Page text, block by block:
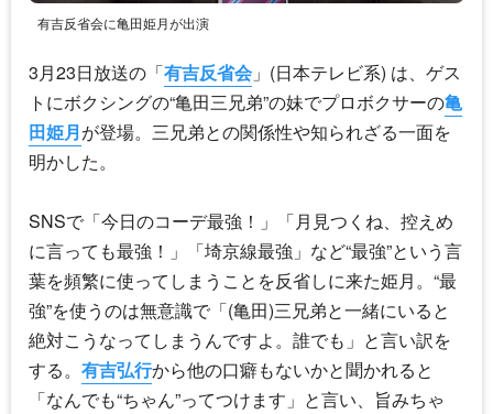
有吉反省会に亀田姫月が出演
3月23日放送の「有吉反省会 」(日本テレビ系) は、ゲス
トにボクシングの“亀田三兄弟”の妹でプロボクサーの亀
田姫月が登場。三兄弟との関係性や知られざる一面を
明かした。
SNSで「今日のコーデ最強！」「月見つくね、控えめ
に言っても最強！」「埼京線最強」など“最強”という言
葉を頻繁に使ってしまうことを反省しに来た姫月。“最
強”を使うのは無意識で「(亀田)三兄弟と一緒にいると
絶対こうなってしまうんですよ。誰でも」と言い訳を
する。 有吉弘行から他の口癖もないかと聞かれると
「なんでも“ちゃん”ってつけます」と言い、旨みちゃ